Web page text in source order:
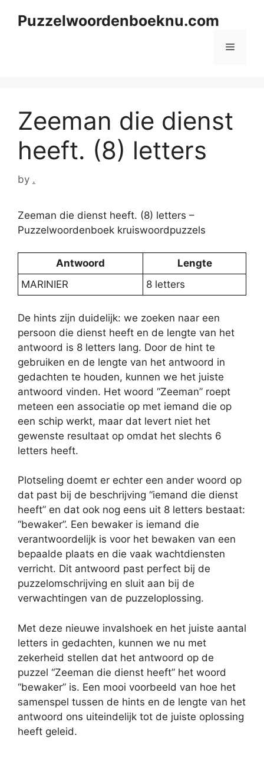
Puzzelwoordenboeknu.com
Menu
Zeeman die dienst
heeft. (8) letters
by .
Zeeman die dienst heeft. (8) letters –
Puzzelwoordenboek kruiswoordpuzzels
Antwoord
Lengte
MARINIER
8 letters
De hints zijn duidelijk: we zoeken naar een
persoon die dienst heeft en de lengte van het
antwoord is 8 letters lang. Door de hint te
gebruiken en de lengte van het antwoord in
gedachten te houden, kunnen we het juiste
antwoord vinden. Het woord “Zeeman” roept
meteen een associatie op met iemand die op
een schip werkt, maar dat levert niet het
gewenste resultaat op omdat het slechts 6
letters heeft.
Plotseling doemt er echter een ander woord op
dat past bij de beschrijving “iemand die dienst
heeft” en dat ook nog eens uit 8 letters bestaat:
“bewaker”. Een bewaker is iemand die
verantwoordelijk is voor het bewaken van een
bepaalde plaats en die vaak wachtdiensten
verricht. Dit antwoord past perfect bij de
puzzelomschrijving en sluit aan bij de
verwachtingen van de puzzeloplossing.
Met deze nieuwe invalshoek en het juiste aantal
letters in gedachten, kunnen we nu met
zekerheid stellen dat het antwoord op de
puzzel “Zeeman die dienst heeft” het woord
“bewaker” is. Een mooi voorbeeld van hoe het
samenspel tussen de hints en de lengte van het
antwoord ons uiteindelijk tot de juiste oplossing
heeft geleid.